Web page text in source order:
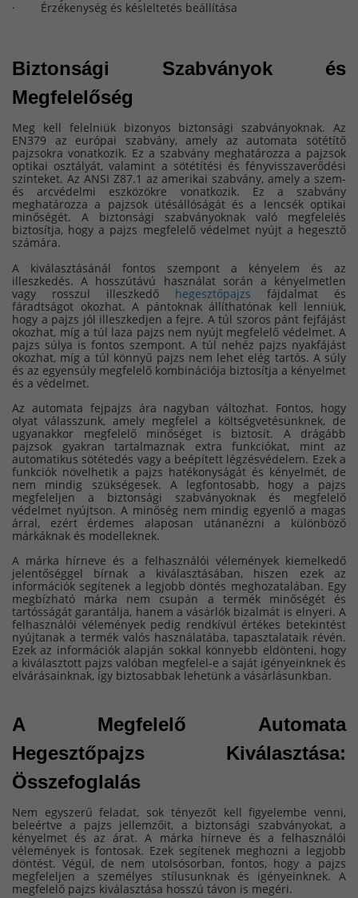
· Érzékenység és késleltetés beállítása
Biztonsági Szabványok és
Megfelelőség
Meg kell felelniük bizonyos biztonsági szabványoknak. Az
EN379 az európai szabvány, amely az automata sötétítő
pajzsokra vonatkozik. Ez a szabvány meghatározza a pajzsok
optikai osztályát, valamint a sötétítési és fényvisszaverődési
szinteket. Az ANSI Z87.1 az amerikai szabvány, amely a szem-
és arcvédelmi eszközökre vonatkozik. Ez a szabvány
meghatározza a pajzsok ütésállóságát és a lencsék optikai
minőségét. A biztonsági szabványoknak való megfelelés
biztosítja, hogy a pajzs megfelelő védelmet nyújt a hegesztő
számára.
A kiválasztásánál fontos szempont a kényelem és az
illeszkedés. A hosszútávú használat során a kényelmetlen
vagy rosszul illeszkedő hegesztőpajzs fájdalmat és
fáradtságot okozhat. A pántoknak állíthatónak kell lenniük,
hogy a pajzs jól illeszkedjen a fejre. A túl szoros pánt fejfájást
okozhat, míg a túl laza pajzs nem nyújt megfelelő védelmet. A
pajzs súlya is fontos szempont. A túl nehéz pajzs nyakfájást
okozhat, míg a túl könnyű pajzs nem lehet elég tartós. A súly
és az egyensúly megfelelő kombinációja biztosítja a kényelmet
és a védelmet.
Az automata fejpajzs ára nagyban változhat. Fontos, hogy
olyat válasszunk, amely megfelel a költségvetésünknek, de
ugyanakkor megfelelő minőséget is biztosít. A drágább
pajzsok gyakran tartalmaznak extra funkciókat, mint az
automatikus sötétedés vagy a beépített légzésvédelem. Ezek a
funkciók növelhetik a pajzs hatékonyságát és kényelmét, de
nem mindig szükségesek. A legfontosabb, hogy a pajzs
megfeleljen a biztonsági szabványoknak és megfelelő
védelmet nyújtson. A minőség nem mindig egyenlő a magas
árral, ezért érdemes alaposan utánanézni a különböző
márkáknak és modelleknek.
A márka hírneve és a felhasználói vélemények kiemelkedő
jelentőséggel bírnak a kiválasztásában, hiszen ezek az
információk segítenek a legjobb döntés meghozatalában. Egy
megbízható márka nem csupán a termék minőségét és
tartósságát garantálja, hanem a vásárlók bizalmát is elnyeri. A
felhasználói vélemények pedig rendkívül értékes betekintést
nyújtanak a termék valós használatába, tapasztalataik révén.
Ezek az információk alapján sokkal könnyebb eldönteni, hogy
a kiválasztott pajzs valóban megfelel-e a saját igényeinknek és
elvárásainknak, így biztosabbak lehetünk a vásárlásunkban.
A Megfelelő Automata
Hegesztőpajzs Kiválasztása:
Összefoglalás
Nem egyszerű feladat, sok tényezőt kell figyelembe venni,
beleértve a pajzs jellemzőit, a biztonsági szabványokat, a
kényelmet és az árat. A márka hírneve és a felhasználói
vélemények is fontosak. Ezek segítenek meghozni a legjobb
döntést. Végül, de nem utolsósorban, fontos, hogy a pajzs
megfeleljen a személyes stílusunknak és igényeinknek. A
megfelelő pajzs kiválasztása hosszú távon is megéri.